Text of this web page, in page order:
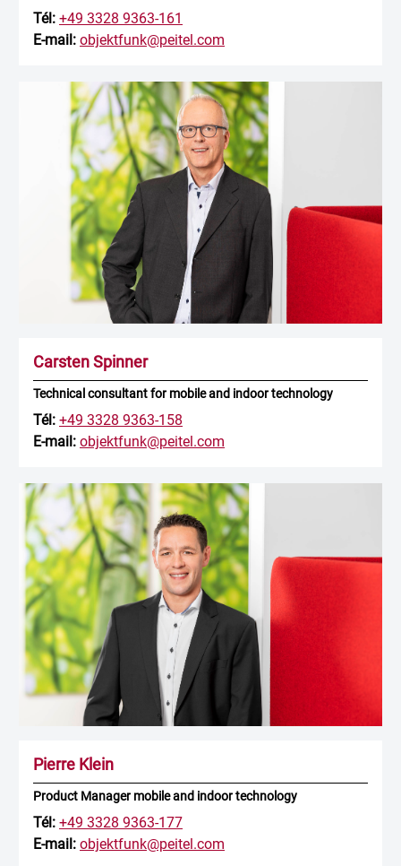
Tél: +49 3328 9363-161
E-mail: objektfunk@peitel.com
Carsten Spinner
Technical consultant for mobile and indoor technology
Tél: +49 3328 9363-158
E-mail: objektfunk@peitel.com
Pierre Klein
Product Manager mobile and indoor technology
Tél: +49 3328 9363-177
E-mail: objektfunk@peitel.com